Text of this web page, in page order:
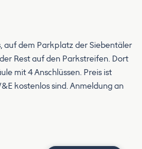
auf dem Parkplatz der Siebentäler
Rest auf den Parkstreifen. Dort
mit 4 Anschlüssen. Preis ist
kostenlos sind. Anmeldung an